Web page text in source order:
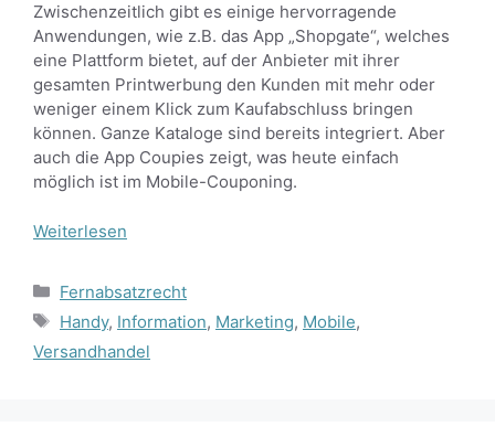
Zwischenzeitlich gibt es einige hervorragende
Anwendungen, wie z.B. das App „Shopgate“, welches
eine Plattform bietet, auf der Anbieter mit ihrer
gesamten Printwerbung den Kunden mit mehr oder
weniger einem Klick zum Kaufabschluss bringen
können. Ganze Kataloge sind bereits integriert. Aber
auch die App Coupies zeigt, was heute einfach
möglich ist im Mobile-Couponing.
Weiterlesen
Kategorien
Fernabsatzrecht
Schlagwörter
Handy, Information, Marketing, Mobile,
Versandhandel